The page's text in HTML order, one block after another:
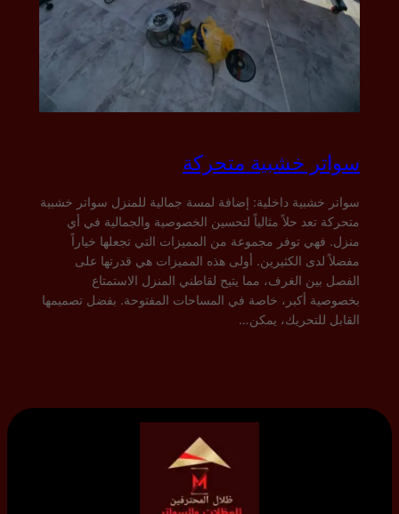
سواتر خشبية متحركة
سواتر خشبية داخلية: إضافة لمسة جمالية للمنزل سواتر خشبية
متحركة تعد حلاً مثالياً لتحسين الخصوصية والجمالية في أي
منزل. فهي توفر مجموعة من المميزات التي تجعلها خياراً
مفضلاً لدى الكثيرين. أولى هذه المميزات هي قدرتها على
الفصل بين الغرف، مما يتيح لقاطني المنزل الاستمتاع
بخصوصية أكبر، خاصة في المساحات المفتوحة. بفضل تصميمها
القابل للتحريك، يمكن…